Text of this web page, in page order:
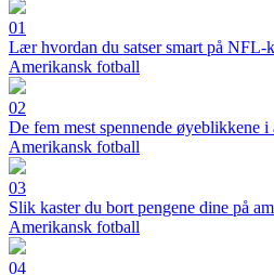
01
Lær hvordan du satser smart på NFL-
Amerikansk fotball
02
De fem mest spennende øyeblikkene
Amerikansk fotball
03
Slik kaster du bort pengene dine på
Amerikansk fotball
04